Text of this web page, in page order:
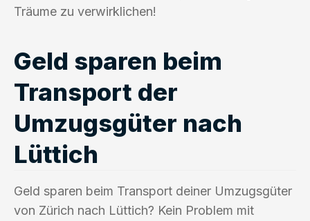
Träume zu verwirklichen!
Geld sparen beim
Transport der
Umzugsgüter nach
Lüttich
Geld sparen beim Transport deiner Umzugsgüter
von Zürich nach Lüttich? Kein Problem mit